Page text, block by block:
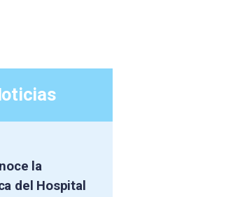
la
del Hospital